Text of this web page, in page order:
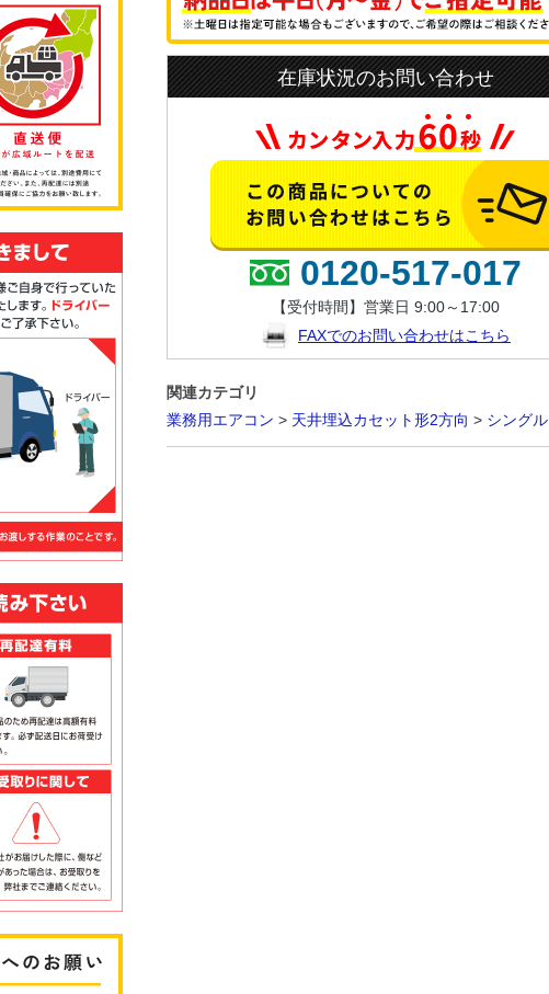
在庫状況のお問い合わせ
0120-517-017
【受付時間】営業日 9:00～17:00
FAXでのお問い合わせはこちら
関連カテゴリ
業務用エアコン > 天井埋込カセット形2方向 > シングル